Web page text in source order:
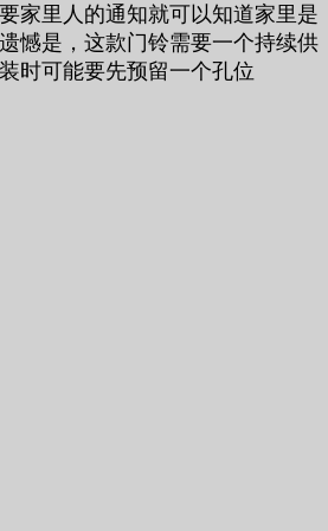
家里人的通知就可以知道家里是
憾是，这款门铃需要一个持续供
时可能要先预留一个孔位